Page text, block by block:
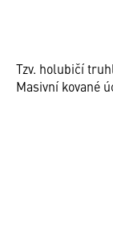
Tzv. holubičí
Masivní kované